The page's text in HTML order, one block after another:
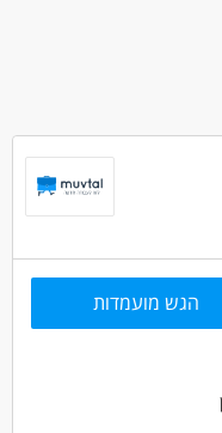
הגש מועמדות